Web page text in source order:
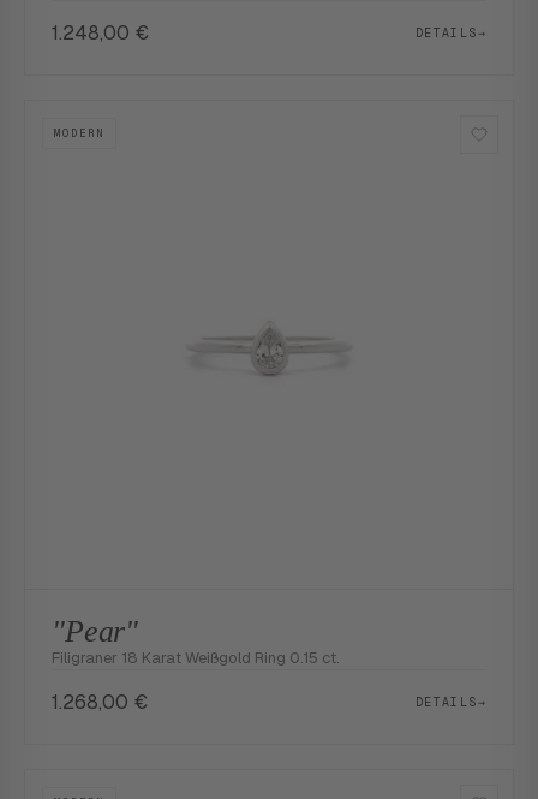
1.248,00 € DETAILS→
MODERN
"Pear"
Filigraner 18 Karat Weißgold Ring 0.15 ct.
1.268,00 € DETAILS→